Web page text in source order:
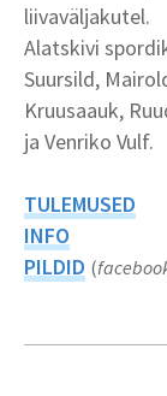
liivaväljakutel.
Alatskivi
Suursild,
Kruusaauk,
ja Venriko Vulf.
TULEMUSED
INFO
PILDID (